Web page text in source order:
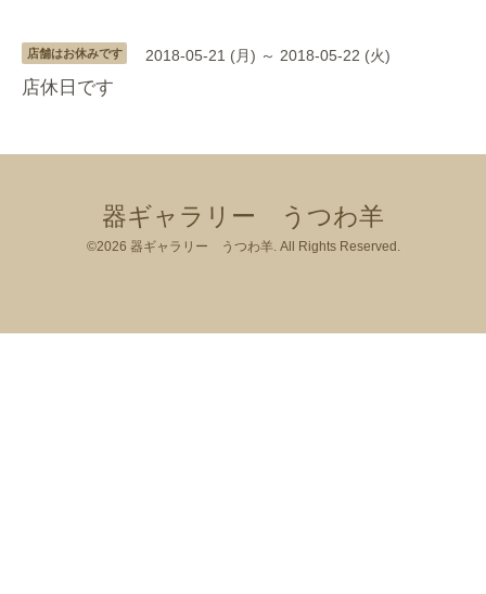
店舗はお休みです 2018-05-21 (月) ～ 2018-05-22 (火)
店休日です
器ギャラリー うつわ羊
©2026 器ギャラリー うつわ羊. All Rights Reserved.